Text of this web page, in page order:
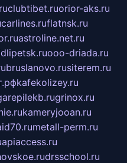
clubtibet.ruorior-aks.ru
carlines.ruflatnsk.ru
astroline.net.ru
ooo-driada.ru
bruslanovo.rusiterem.ru
kafekolizey.ru
grinox.ru
kameryjooan.ru
metall-perm.ru
apiaccess.ru
drsschool.ru